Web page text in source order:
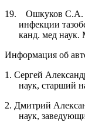
19. Ошкуков С.А.
инфекции
канд. мед наук.
Информация об
1. Сергей
наук, старший
2. Дмитрий
наук,